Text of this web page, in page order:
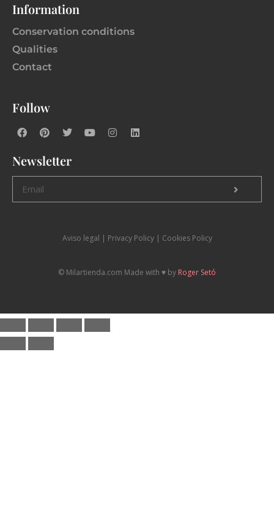
Information
Conservation conditions
Qualities
Contact
Follow
Newsletter
Aviso legal | Privacy Policy | Cookies Policy
© Milartienda.com Made with ♥️ by Roger Setó